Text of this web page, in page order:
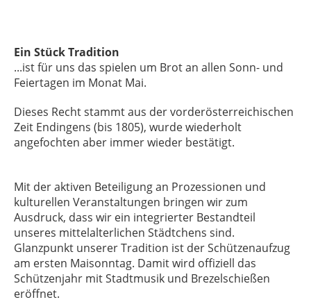
Ein Stück Tradition
...ist für uns das spielen um Brot an allen Sonn- und
Feiertagen im Monat Mai.
Dieses Recht stammt aus der vorderösterreichischen
Zeit Endingens (bis 1805), wurde wiederholt
angefochten aber immer wieder bestätigt.
Mit der aktiven Beteiligung an Prozessionen und
kulturellen Veranstaltungen bringen wir zum
Ausdruck, dass wir ein integrierter Bestandteil
unseres mittelalterlichen Städtchens sind.
Glanzpunkt unserer Tradition ist der Schützenaufzug
am ersten Maisonntag. Damit wird offiziell das
Schützenjahr mit Stadtmusik und Brezelschießen
eröffnet.